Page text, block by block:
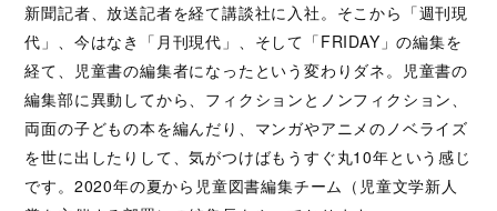
新聞記者、放送記者を経て講談社に入社。そこから「週刊現
代」、今はなき「月刊現代」、そして「FRIDAY」の編集を
経て、児童書の編集者になったという変わりダネ。児童書の
編集部に異動してから、フィクションとノンフィクション、
両面の子どもの本を編んだり、マンガやアニメのノベライズ
を世に出したりして、気がつけばもうすぐ丸10年という感じ
です。2020年の夏から児童図書編集チーム（児童文学新人